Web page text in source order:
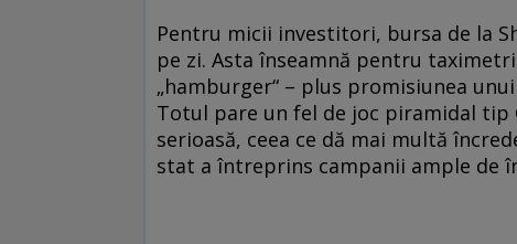
Pentru micii investitori, bursa de la
pe zi. Asta înseamnă pentru
„hamburger“ – plus promisiunea
Totul pare un fel de joc piramidal tip
serioasă, ceea ce dă mai multă
stat a întreprins campanii ample de